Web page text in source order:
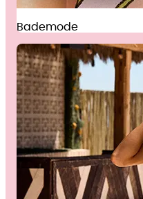
Bademode